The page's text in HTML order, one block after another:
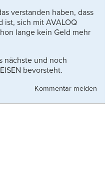
verstanden haben, dass
ist, sich mit AVALOQ
lange kein Geld mehr
nächste und noch
bevorsteht.
Kommentar melden